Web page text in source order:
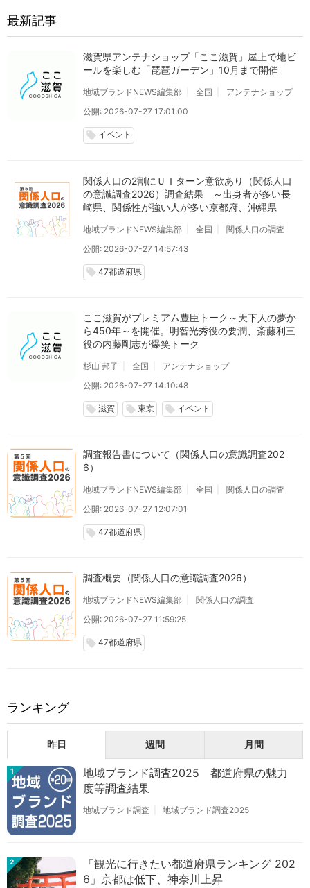
最新記事
滋賀県アンテナショップ「ここ滋賀」屋上で地ビ
ールを楽しむ「琵琶ガーデン」10月まで開催
地域ブランドNEWS編集部 全国
アンテナショップ
公開: 2026-07-27 17:01:00
local_offer イベント
関係人口の2割にＵＩターン意欲あり（関係人口
の意識調査2026）調査結果 ～出身者が多い長
崎県、関係性が強い人が多い京都府、沖縄県
地域ブランドNEWS編集部 全国
関係人口の調査
公開: 2026-07-27 14:57:43
local_offer 47都道府県
ここ滋賀がプレミアム豊臣トーク～天下人の夢か
ら450年～を開催。明智光秀役の要潤、斎藤利三
役の内藤剛志が爆笑トーク
杉山 邦子 全国
アンテナショップ
公開: 2026-07-27 14:10:48
local_offer 滋賀 local_offer 東京 local_offer イベント
調査報告書について（関係人口の意識調査202
6）
地域ブランドNEWS編集部 全国
関係人口の調査
公開: 2026-07-27 12:07:01
local_offer 47都道府県
調査概要（関係人口の意識調査2026）
地域ブランドNEWS編集部
関係人口の調査
公開: 2026-07-27 11:59:25
local_offer 47都道府県
ランキング
昨日 週間 月間
1
地域ブランド調査2025 都道府県の魅力
度等調査結果
地域ブランド調査 地域ブランド調査2025
2
「観光に行きたい都道府県ランキング 202
6」京都は低下、神奈川上昇